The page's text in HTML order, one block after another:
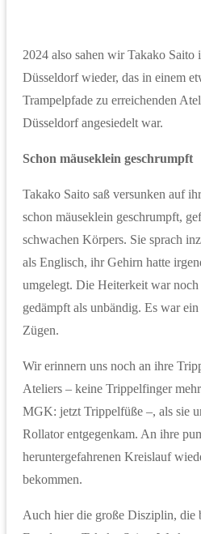
2024 also sahen wir Takako
Düsseldorf wieder, das in einem
Trampelpfade zu erreichenden
Düsseldorf angesiedelt war.
Schon mäuseklein geschrumpft
Takako Saito saß versunken auf
schon mäuseklein geschrumpft,
schwachen Körpers. Sie sprach
als Englisch, ihr Gehirn hatte
umgelegt. Die Heiterkeit war noch
gedämpft als unbändig. Es war
Zügen.
Wir erinnern uns noch an ihre
Ateliers – keine Trippelfinger
MGK: jetzt Trippelfüße –, als sie
Rollator entgegenkam. An ihre
heruntergefahrenen Kreislauf
bekommen.
Auch hier die große Disziplin, die